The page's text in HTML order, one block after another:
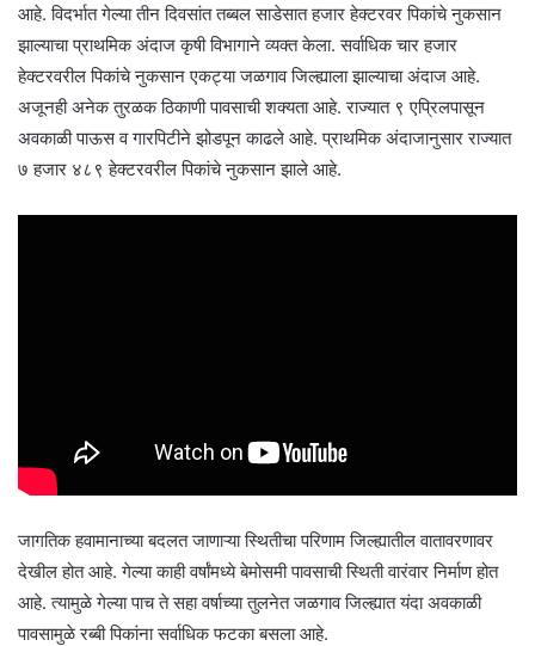
आहे. विदर्भात गेल्या तीन दिवसांत तब्बल साडेसात हजार हेक्टरवर पिकांचे नुकसान
झाल्याचा प्राथमिक अंदाज कृषी विभागाने व्यक्त केला. सर्वाधिक चार हजार
हेक्टरवरील पिकांचे नुकसान एकट्या जळगाव जिल्ह्याला झाल्याचा अंदाज आहे.
अजूनही अनेक तुरळक ठिकाणी पावसाची शक्यता आहे. राज्यात ९ एप्रिलपासून
अवकाळी पाऊस व गारपिटीने झोडपून काढले आहे. प्राथमिक अंदाजानुसार राज्यात
७ हजार ४८९ हेक्टरवरील पिकांचे नुकसान झाले आहे.
जागतिक हवामानाच्या बदलत जाणाऱ्या स्थितीचा परिणाम जिल्ह्यातील वातावरणावर
देखील होत आहे. गेल्या काही वर्षांमध्ये बेमोसमी पावसाची स्थिती वारंवार निर्माण होत
आहे. त्यामुळे गेल्या पाच ते सहा वर्षाच्या तुलनेत जळगाव जिल्ह्यात यंदा अवकाळी
पावसामुळे रब्बी पिकांना सर्वाधिक फटका बसला आहे.